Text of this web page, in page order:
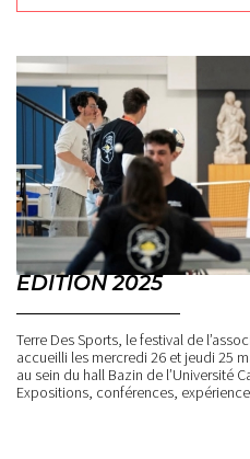
EDITION 2025
Terre Des Sports, le festival de
accueilli les mercredi 26 et jeudi 25
au sein du hall Bazin de l’Université
Expositions, conférences,